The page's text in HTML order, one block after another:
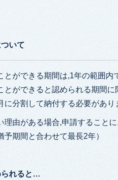
いて
とができる期間は,1年の範囲
とができると認められる期間
に分割して納付する必要があり
由がある場合,申請すること
予期間と合わせて最長2年）
られると…